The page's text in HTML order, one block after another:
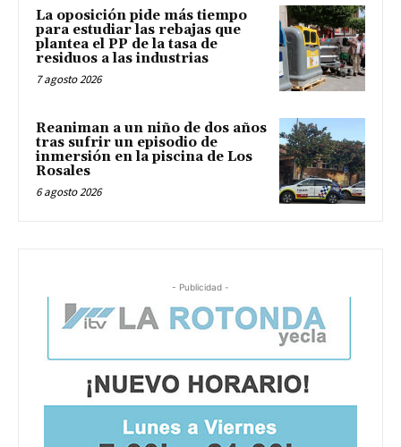
La oposición pide más tiempo
para estudiar las rebajas que
plantea el PP de la tasa de
residuos a las industrias
7 agosto 2026
Reaniman a un niño de dos años
tras sufrir un episodio de
inmersión en la piscina de Los
Rosales
6 agosto 2026
- Publicidad -